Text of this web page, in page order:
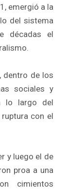
emergió a la
del sistema
décadas el
dentro de los
sociales y
lo largo del
con el
y luego el de
proa a una
cimientos